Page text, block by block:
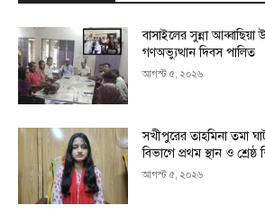
বাসাইলের সুন্না আব্বাছিয়া
গণঅভ্যুত্থান দিবস পালিত
আগস্ট ৫, ২০২৬
সখীপুরের তাহমিনা তমা
বিভাগে প্রথম স্থান ও শ্রেষ্ঠ
আগস্ট ৫, ২০২৬